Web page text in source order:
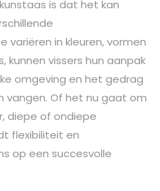
is dat het kan
variëren in kleuren, vormen
vissers hun aanpak
omgeving en het gedrag
vangen. Of het nu gaat om
diepe of ondiepe
flexibiliteit en
op een succesvolle